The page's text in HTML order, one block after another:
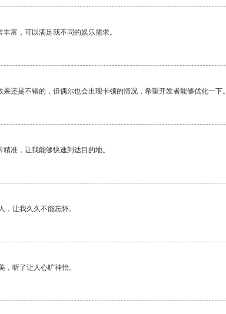
富，可以满足我不同的娱乐需求。
还是不错的，但偶尔也会出现卡顿的情况，希望开发者能够优化一下。
准，让我能够快速到达目的地。
，让我久久不能忘怀。
，听了让人心旷神怡。